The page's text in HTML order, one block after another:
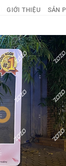
GIỚI THIỆU SẢN